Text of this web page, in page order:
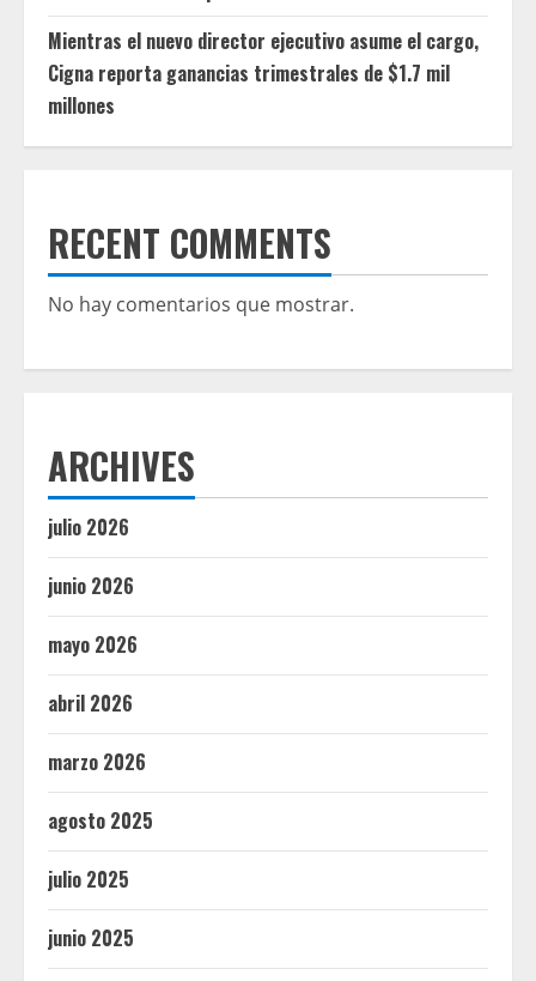
Mientras el nuevo director ejecutivo asume el cargo,
Cigna reporta ganancias trimestrales de $1.7 mil
millones
RECENT COMMENTS
No hay comentarios que mostrar.
ARCHIVES
julio 2026
junio 2026
mayo 2026
abril 2026
marzo 2026
agosto 2025
julio 2025
junio 2025